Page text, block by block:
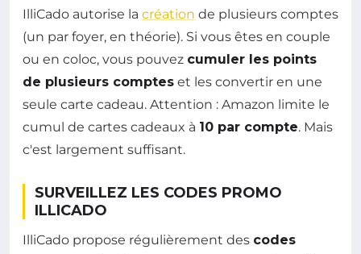
IlliCado autorise la création de plusieurs comptes
(un par foyer, en théorie). Si vous êtes en couple
ou en coloc, vous pouvez cumuler les points
de plusieurs comptes et les convertir en une
seule carte cadeau. Attention : Amazon limite le
cumul de cartes cadeaux à 10 par compte. Mais
c'est largement suffisant.
SURVEILLEZ LES CODES PROMO
ILLICADO
IlliCado propose régulièrement des codes